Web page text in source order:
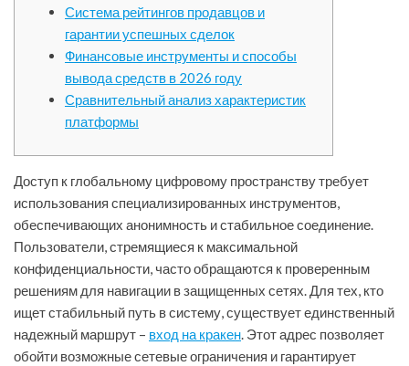
Система рейтингов продавцов и
гарантии успешных сделок
Финансовые инструменты и способы
вывода средств в 2026 году
Сравнительный анализ характеристик
платформы
Доступ к глобальному цифровому пространству требует
использования специализированных инструментов,
обеспечивающих анонимность и стабильное соединение.
Пользователи, стремящиеся к максимальной
конфиденциальности, часто обращаются к проверенным
решениям для навигации в защищенных сетях. Для тех, кто
ищет стабильный путь в систему, существует единственный
надежный маршрут – вход на кракен. Этот адрес позволяет
обойти возможные сетевые ограничения и гарантирует